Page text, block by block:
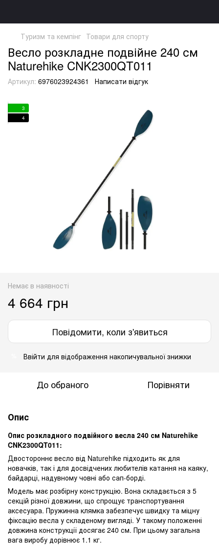
Туризм та кемпінг Товари для спорту
Весло розкладне подвійне 240 см
Naturehike CNK2300QT011
Артикул: 6976023924361 Написати відгук
3
4
Немає в наявності
4 664 грн
Повідомити, коли з'явиться
Ввійти для відображення накопичувальної знижки
До обраного Порівняти
Опис
Опис розкладного подвійного весла 240 см Naturehike
CNK2300QT011:
Двостороннє весло від Naturehike підходить як для
новачків, так і для досвідчених любителів катання на каяку,
байдарці, надувному човні або сап-борді.
Модель має розбірну конструкцію. Вона складається з 5
секцій різної довжини, що спрощує транспортування
аксесуара. Пружинна клямка забезпечує швидку та міцну
фіксацію весла у складеному вигляді. У такому положенні
довжина конструкції досягає 240 см. При цьому загальна
вага виробу дорівнює 1.1 кг.